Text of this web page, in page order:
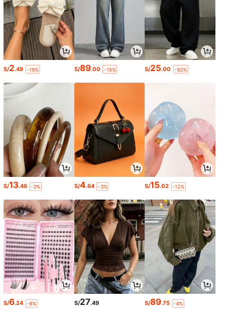
S/2.49 -19% S/89.00 -15% S/25.00 -50%
S/13.46 -3% S/4.64 -3% S/15.02 -12%
S/6.24 -8% S/27.49 S/89.75 -4%